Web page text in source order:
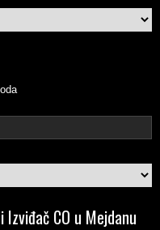
CO u Mejdanu